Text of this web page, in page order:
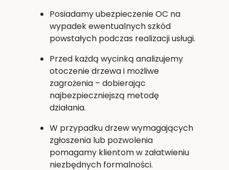
Posiadamyubezpieczenie OC na
wypadek ewentualnych szkód
powstałych podczas realizacji usługi.
Przed każdą wycinką analizujemy
otoczenie drzewa i możliwe
zagrożenia – dobierając
najbezpieczniejszą metodę
działania.
W przypadku drzew wymagających
zgłoszenia lub pozwolenia
pomagamy klientom w załatwieniu
niezbędnych formalności.